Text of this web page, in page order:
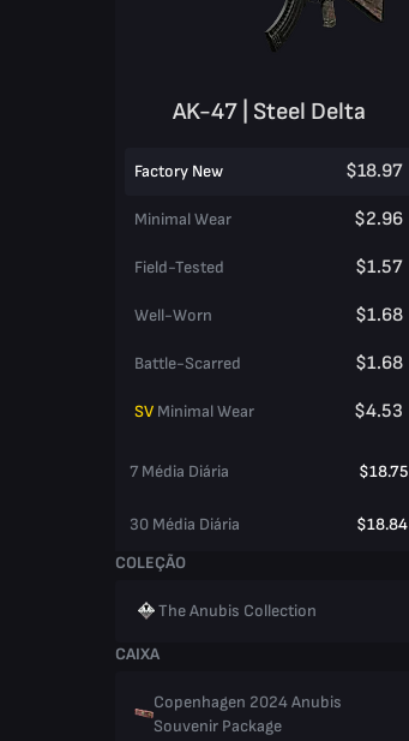
AK-47 | Steel Delta
Factory New $18.97
Minimal Wear $2.96
Field-Tested $1.57
Well-Worn $1.68
Battle-Scarred $1.68
SV Minimal Wear $4.53
7 Média Diária $18.75
30 Média Diária
$18.84
COLEÇÃO
The Anubis Collection
CAIXA
Copenhagen 2024 Anubis
Souvenir Package